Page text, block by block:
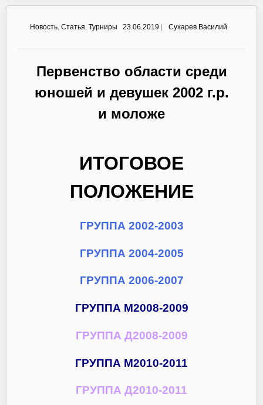
Новость, Статья, Турниры 23.06.2019 Сухарев Василий
Первенство области среди
юношей и девушек 2002 г.р.
и моложе
ИТОГОВОЕ
ПОЛОЖЕНИЕ
ГРУППА 2002-2003
ГРУППА 2004-2005
ГРУППА 2006-2007
ГРУППА М2008-2009
ГРУППА Д2008-2009
ГРУППА М2010-2011
ГРУППА Д2010-2011